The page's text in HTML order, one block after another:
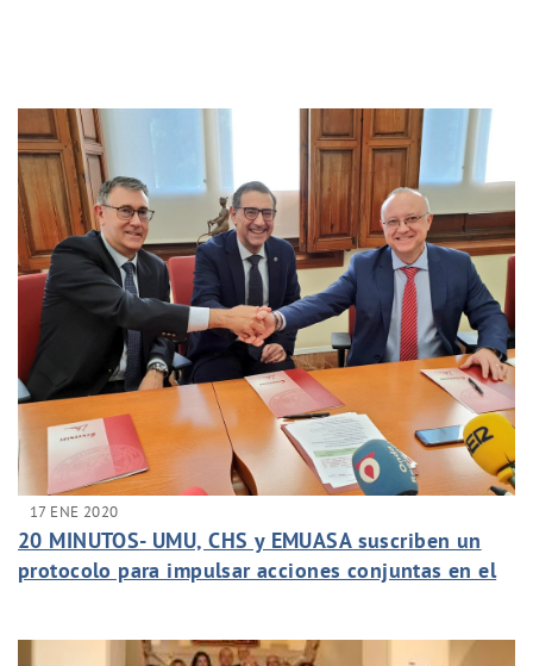
17 ENE 2020
20 MINUTOS- UMU, CHS y EMUASA suscriben un
protocolo para impulsar acciones conjuntas en el